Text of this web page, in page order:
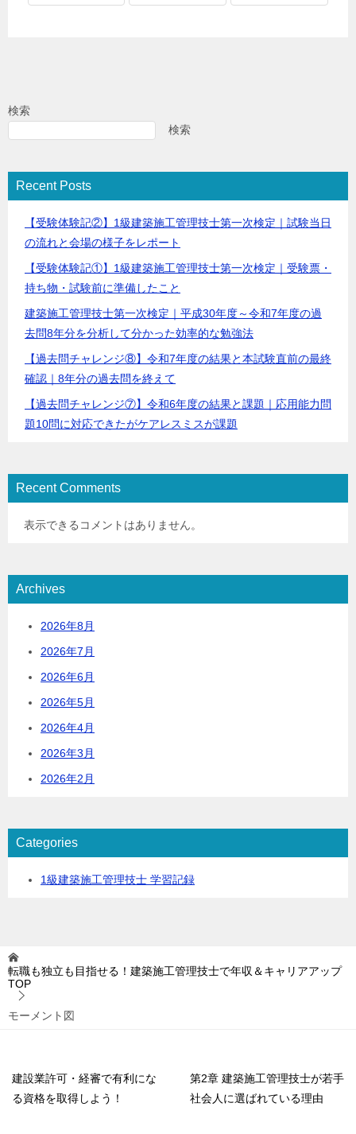
検索
検索
Recent Posts
【受験体験記②】1級建築施工管理技士第一次検定｜試験当日
の流れと会場の様子をレポート
【受験体験記①】1級建築施工管理技士第一次検定｜受験票・
持ち物・試験前に準備したこと
建築施工管理技士第一次検定｜平成30年度～令和7年度の過
去問8年分を分析して分かった効率的な勉強法
【過去問チャレンジ⑧】令和7年度の結果と本試験直前の最終
確認｜8年分の過去問を終えて
【過去問チャレンジ⑦】令和6年度の結果と課題｜応用能力問
題10問に対応できたがケアレスミスが課題
Recent Comments
表示できるコメントはありません。
Archives
2026年8月
2026年7月
2026年6月
2026年5月
2026年4月
2026年3月
2026年2月
Categories
1級建築施工管理技士 学習記録
転職も独立も目指せる！建築施工管理技士で年収＆キャリアアップ
TOP
モーメント図
建設業許可・経審で有利にな
る資格を取得しよう！
第2章 建築施工管理技士が若手
社会人に選ばれている理由